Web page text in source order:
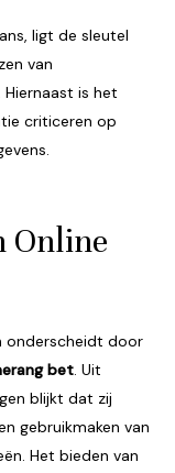
ligt de sleutel
van
is het
criticeren op
Online
onderscheidt door
bet. Uit
blijkt dat zij
gebruikmaken van
Het bieden van